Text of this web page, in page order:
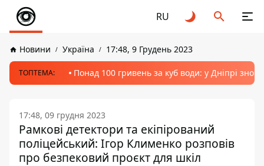
RU
Новини Україна 17:48, 9 Грудень 2023
ТОПТЕМА: Понад 100 гривень за куб води: у Дніпрі
17:48, 09 грудня 2023
Рамкові детектори та екіпірований
поліцейський: Ігор Клименко розповів
про безпековий проєкт для шкіл